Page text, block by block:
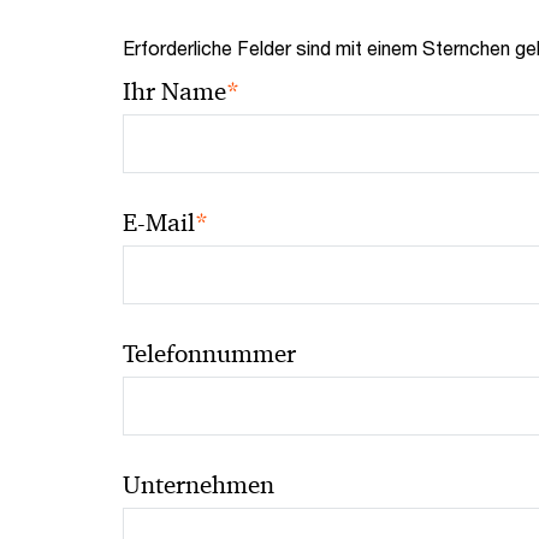
Erforderliche Felder sind mit einem Sternchen
Ihr Name*
E-Mail*
Telefonnummer
Unternehmen